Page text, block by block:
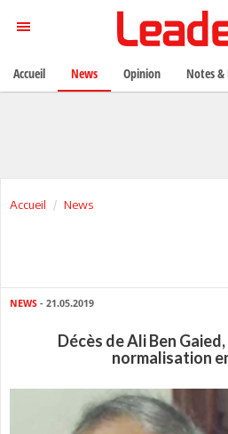
Accueil News
NEWS - 21.05.2019
Décès de Ali Ben
normalisation
Accueil News Opinion Notes &